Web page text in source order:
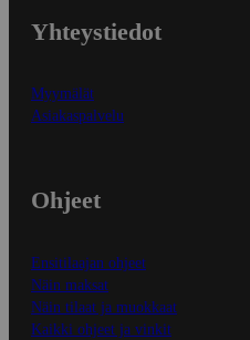
Yhteystiedot
Myymälät
Asiakaspalvelu
Ohjeet
Ensitilaajan ohjeet
Näin maksat
Näin tilaat ja muokkaat
Kaikki ohjeet ja vinkit